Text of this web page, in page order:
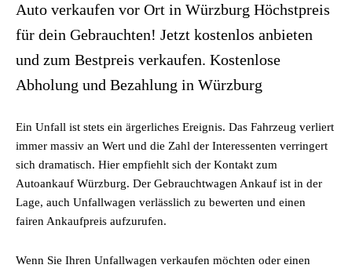
Auto verkaufen vor Ort in Würzburg Höchstpreis
für dein Gebrauchten! Jetzt kostenlos anbieten
und zum Bestpreis verkaufen. Kostenlose
Abholung und Bezahlung in Würzburg
Ein Unfall ist stets ein ärgerliches Ereignis. Das Fahrzeug verliert
immer massiv an Wert und die Zahl der Interessenten verringert
sich dramatisch. Hier empfiehlt sich der Kontakt zum
Autoankauf Würzburg. Der Gebrauchtwagen Ankauf ist in der
Lage, auch Unfallwagen verlässlich zu bewerten und einen
fairen Ankaufpreis aufzurufen.
Wenn Sie Ihren Unfallwagen verkaufen möchten oder einen